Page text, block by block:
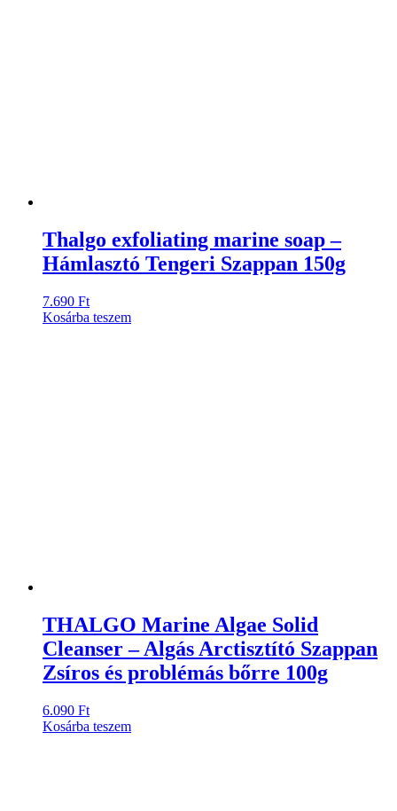
Thalgo exfoliating marine soap –
Hámlasztó Tengeri Szappan 150g
7.690 Ft
Kosárba teszem
THALGO Marine Algae Solid
Cleanser – Algás Arctisztító Szappan
Zsíros és problémás bőrre 100g
6.090 Ft
Kosárba teszem